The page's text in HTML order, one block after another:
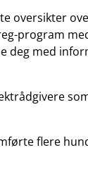
oversikter
program
deg med
flere